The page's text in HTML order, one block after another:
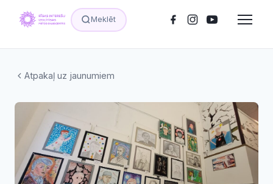
Meklēt
Atpakaļ uz jaunumiem